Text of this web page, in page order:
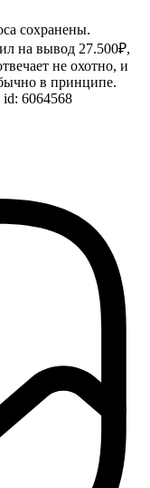
сохранены.
на вывод 27.500₽,
не охотно, и
в принципе.
6064568